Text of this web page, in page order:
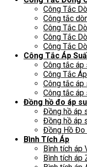
Công Tắc
Công tắc
Công Tắc
Công Tắc
Công Tắc
Công Tắc Áp
Công tắc
Công Tắc
Công tắc áp
Công tắc áp
Đồng hồ đo áp
Đồng hồ áp
Đồng hồ áp
Đồng Hồ Đo
Bình Tích Áp
Bình tích áp
Bình tích áp